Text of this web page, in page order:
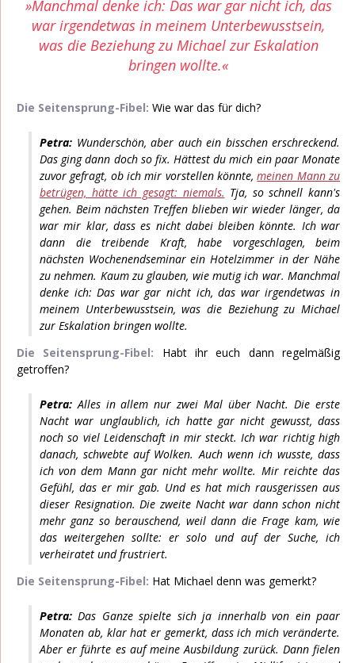
»Manchmal denke ich: Das war gar nicht ich, das
war irgendetwas in meinem Unterbewusstsein,
was die Beziehung zu Michael zur Eskalation
bringen wollte.«
Die Seitensprung-Fibel: Wie war das für dich?
Petra: Wunderschön, aber auch ein bisschen erschreckend.
Das ging dann doch so fix. Hättest du mich ein paar Monate
zuvor gefragt, ob ich mir vorstellen könnte,meinen Mann zu
betrügen, hätte ich gesagt: niemals. Tja, so schnell kann's
gehen. Beim nächsten Treffen blieben wir wieder länger, da
war mir klar, dass es nicht dabei bleiben könnte. Ich war
dann die treibende Kraft, habe vorgeschlagen, beim
nächsten Wochenendseminar ein Hotelzimmer in der Nähe
zu nehmen. Kaum zu glauben, wie mutig ich war. Manchmal
denke ich: Das war gar nicht ich, das war irgendetwas in
meinem Unterbewusstsein, was die Beziehung zu Michael
zur Eskalation bringen wollte.
Die Seitensprung-Fibel: Habt ihr euch dann regelmäßig
getroffen?
Petra: Alles in allem nur zwei Mal über Nacht. Die erste
Nacht war unglaublich, ich hatte gar nicht gewusst, dass
noch so viel Leidenschaft in mir steckt. Ich war richtig high
danach, schwebte auf Wolken. Auch wenn ich wusste, dass
ich von dem Mann gar nicht mehr wollte. Mir reichte das
Gefühl, das er mir gab. Und es hat mich rausgerissen aus
dieser Resignation. Die zweite Nacht war dann schon nicht
mehr ganz so berauschend, weil dann die Frage kam, wie
das weitergehen sollte: er solo und auf der Suche, ich
verheiratet und frustriert.
Die Seitensprung-Fibel: Hat Michael denn was gemerkt?
Petra: Das Ganze spielte sich ja innerhalb von ein paar
Monaten ab, klar hat er gemerkt, dass ich mich veränderte.
Aber er führte es auf meine Ausbildung zurück. Dann fielen